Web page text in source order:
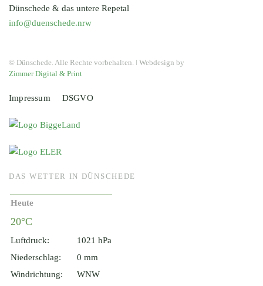
Dünschede & das untere Repetal
info@duenschede.nrw
© Dünschede. Alle Rechte vorbehalten. ǀ Webdesign by
Zimmer Digital & Print
Impressum DSGVO
DAS WETTER IN DÜNSCHEDE
Heute
20°C
Luftdruck:
1021 hPa
Niederschlag:
0 mm
Windrichtung:
WNW